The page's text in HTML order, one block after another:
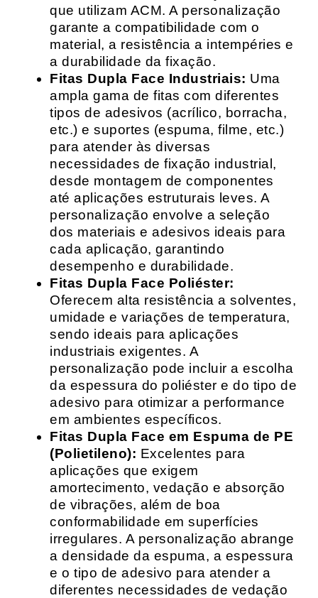
que utilizam ACM. A personalização
garante a compatibilidade com o
material, a resistência a intempéries e
a durabilidade da fixação.
Fitas Dupla Face Industriais: Uma
ampla gama de fitas com diferentes
tipos de adesivos (acrílico, borracha,
etc.) e suportes (espuma, filme, etc.)
para atender às diversas
necessidades de fixação industrial,
desde montagem de componentes
até aplicações estruturais leves. A
personalização envolve a seleção
dos materiais e adesivos ideais para
cada aplicação, garantindo
desempenho e durabilidade.
Fitas Dupla Face Poliéster:
Oferecem alta resistência a solventes,
umidade e variações de temperatura,
sendo ideais para aplicações
industriais exigentes. A
personalização pode incluir a escolha
da espessura do poliéster e do tipo de
adesivo para otimizar a performance
em ambientes específicos.
Fitas Dupla Face em Espuma de PE
(Polietileno): Excelentes para
aplicações que exigem
amortecimento, vedação e absorção
de vibrações, além de boa
conformabilidade em superfícies
irregulares. A personalização abrange
a densidade da espuma, a espessura
e o tipo de adesivo para atender a
diferentes necessidades de vedação